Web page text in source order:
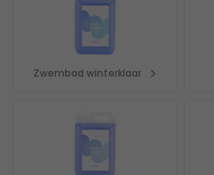
Zwembad winterklaar